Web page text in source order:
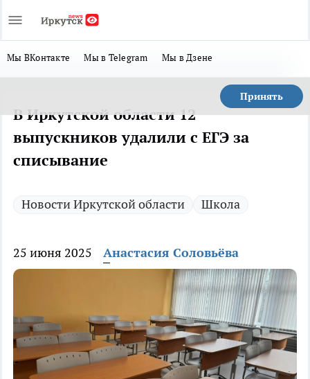
Мы ВКонтакте Мы в Telegram Мы в Дзене
Принять
В Иркутской области 12
выпускников удалили с ЕГЭ за
списывание
Новости Иркутской области Школа
25 июня 2025 Анастасия Соловьёва